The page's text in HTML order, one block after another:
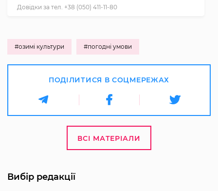
Довідки за тел. +38 (050) 411-11-80
#озимі культури #погодні умови
ПОДІЛИТИСЯ В СОЦМЕРЕЖАХ
ВСІ МАТЕРІАЛИ
Вибір редакції